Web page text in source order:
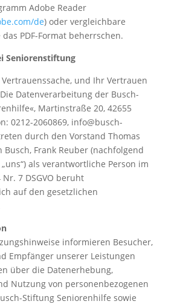
Adobe Reader
de) oder vergleichbare
PDF-Format beherrschen.
Seniorenstiftung
und Ihr Vertrauen
Datenverarbeitung der Busch-
Martinstraße 20, 42655
0212-2060869, info@busch-
durch den Vorstand Thomas
Busch, Frank Reuber (nachfolgend
als verantwortliche Person im
7 DSGVO beruht
auf den gesetzlichen
informieren Besucher,
Empfänger unserer Leistungen
über die Datenerhebung,
Nutzung von personenbezogenen
Stiftung Seniorenhilfe sowie